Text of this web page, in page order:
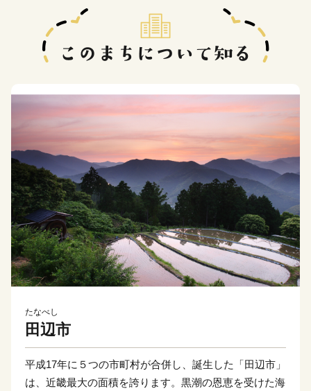
たなべし
田辺市
平成17年に５つの市町村が合併し、誕生した「田辺市」
は、近畿最大の面積を誇ります。黒潮の恩恵を受けた海